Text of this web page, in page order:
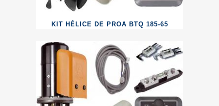
KIT HÉLICE DE PROA BTQ 185-65